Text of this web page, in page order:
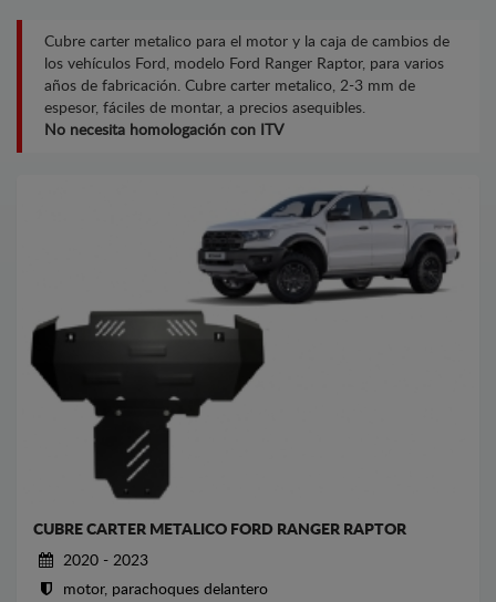
Cubre carter metalico para el motor y la caja de cambios de
los vehículos Ford, modelo Ford Ranger Raptor, para varios
años de fabricación. Cubre carter metalico, 2-3 mm de
espesor, fáciles de montar, a precios asequibles.
No necesita homologación con ITV
CUBRE CARTER METALICO FORD RANGER RAPTOR
2020 - 2023
motor, parachoques delantero